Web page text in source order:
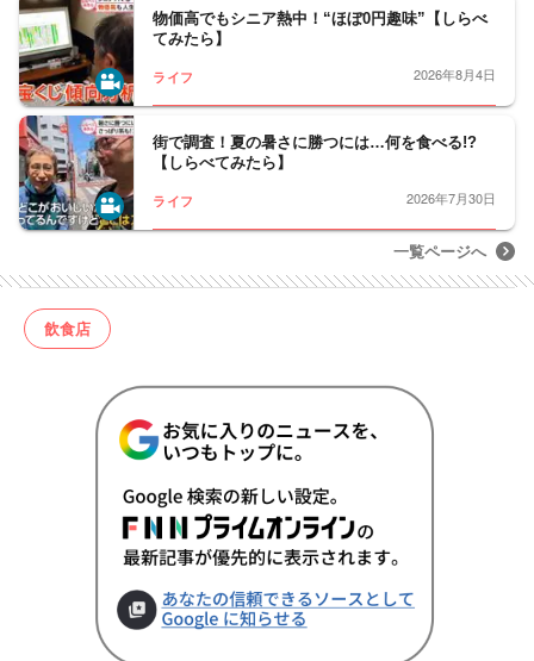
物価高でもシニア熱中！“ほぼ0円趣味”【しらべ
てみたら】
ライフ 2026年8月4日
街で調査！夏の暑さに勝つには…何を食べる!?
【しらべてみたら】
ライフ 2026年7月30日
一覧ページへ
飲食店